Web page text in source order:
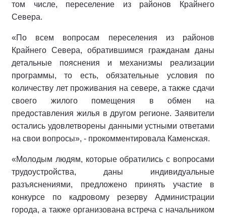
том числе, переселение из районов Крайнего
Севера.
«По всем вопросам переселения из районов
Крайнего Севера, обратившимся гражданам даны
детальные пояснения и механизмы реализации
программы, то есть, обязательные условия по
количеству лет проживания на севере, а также сдачи
своего жилого помещения в обмен на
предоставления жилья в другом регионе. Заявители
остались удовлетворены данными устными ответами
на свои вопросы», - прокомментировала Каменская.
«Молодым людям, которые обратились с вопросами
трудоустройства, даны индивидуальные
разъяснениями, предложено принять участие в
конкурсе по кадровому резерву Администрации
города, а также организована встреча с начальником